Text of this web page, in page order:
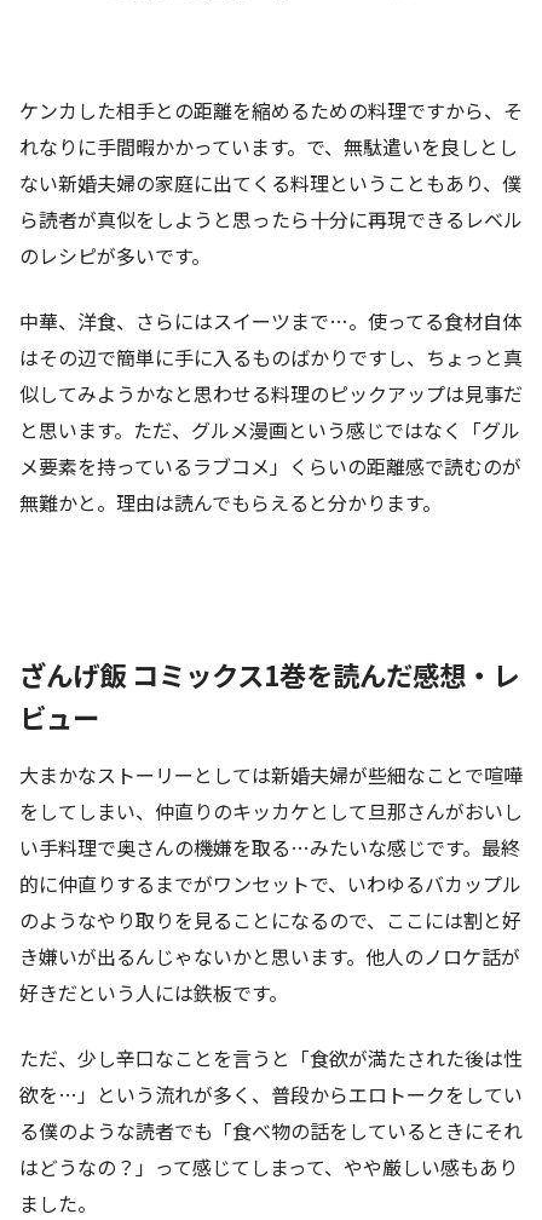
ケンカした相手との距離を縮めるための料理ですから、そ
れなりに手間暇かかっています。で、無駄遣いを良しとし
ない新婚夫婦の家庭に出てくる料理ということもあり、僕
ら読者が真似をしようと思ったら十分に再現できるレベル
のレシピが多いです。
中華、洋食、さらにはスイーツまで…。使ってる食材自体
はその辺で簡単に手に入るものばかりですし、ちょっと真
似してみようかなと思わせる料理のピックアップは見事だ
と思います。ただ、グルメ漫画という感じではなく「グル
メ要素を持っているラブコメ」くらいの距離感で読むのが
無難かと。理由は読んでもらえると分かります。
ざんげ飯 コミックス1巻を読んだ感想・レ
ビュー
大まかなストーリーとしては新婚夫婦が些細なことで喧嘩
をしてしまい、仲直りのキッカケとして旦那さんがおいし
い手料理で奥さんの機嫌を取る…みたいな感じです。最終
的に仲直りするまでがワンセットで、いわゆるバカップル
のようなやり取りを見ることになるので、ここには割と好
き嫌いが出るんじゃないかと思います。他人のノロケ話が
好きだという人には鉄板です。
ただ、少し辛口なことを言うと「食欲が満たされた後は性
欲を…」という流れが多く、普段からエロトークをしてい
る僕のような読者でも「食べ物の話をしているときにそれ
はどうなの？」って感じてしまって、やや厳しい感もあり
ました。